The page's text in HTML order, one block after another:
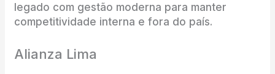
legado com gestão moderna para manter
competitividade interna e fora do país.
Alianza Lima